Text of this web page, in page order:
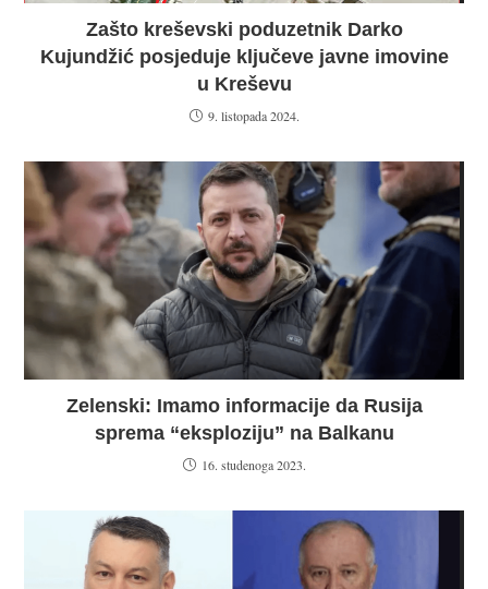
Zašto kreševski poduzetnik Darko
Kujundžić posjeduje ključeve javne imovine
u Kreševu
9. listopada 2024.
Zelenski: Imamo informacije da Rusija
sprema “eksploziju” na Balkanu
16. studenoga 2023.